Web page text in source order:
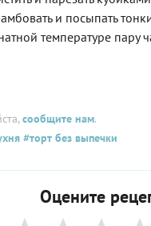
и посыпать
температуре пару
сообщите нам.
#торт без выпечки
Оцените